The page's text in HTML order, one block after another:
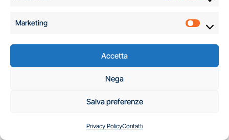
Marketing
Accetta
Nega
Salva preferenze
Privacy PolicyContatti
Cybersicurezza
LA CYBERSICUREZZA DELLE